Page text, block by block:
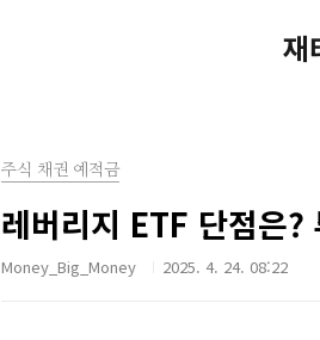
주식 채권 예적금
레버리지 ETF 단점은
Money_Big_Money 2025. 4. 24. 08:22